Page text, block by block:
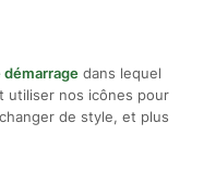
démarrage dans lequel
utiliser nos icônes pour
de style, et plus